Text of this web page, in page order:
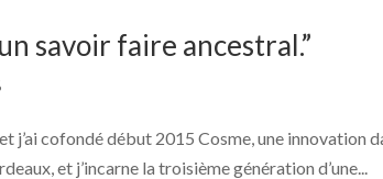
savoir faire ancestral.”
j’ai cofondé début 2015 Cosme, une innovation
et j’incarne la troisième génération d’une...